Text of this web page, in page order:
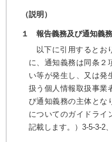
（説明）
１ 報告義務及び通知義
以下に引用するとお
に、通知義務は同条２
い等が発生し、又は発
扱う個人情報取扱事業
び通知義務の主体とな
についてのガイドライ
記載します。）3-5-3-2